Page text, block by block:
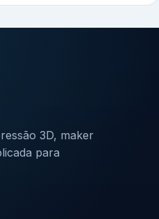
3D, maker
para